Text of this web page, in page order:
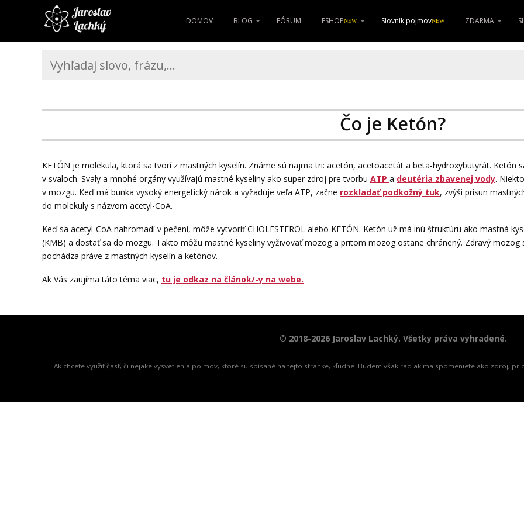
DOMOV BLOG FÓRUM ESHOPNEW Slovník pojmovNEW ZDARMA
Čo je Ketón?
KETÓN je molekula, ktorá sa tvorí z mastných kyselín. Známe sú najmä tri: acetón, acetoacetát a beta-hydroxybutyrát. Ketón
v svaloch. Svaly a mnohé orgány využívajú mastné kyseliny ako super zdroj pre tvorbu ATP a deutéria zbavenej vody.
v mozgu. Keď má bunka vysoký energetický nárok a vyžaduje veľa ATP, začne rozkladať podkožný tuk, zvýši prísun
do molekuly s názvom acetyl-CoA.
Keď sa acetyl-CoA nahromadí v pečeni, môže vytvoriť CHOLESTEROL alebo KETÓN. Ketón už má inú štruktúru ako mastná
(KMB) a dostať sa do mozgu. Takto môžu mastné kyseliny vyživovať mozog a pritom mozog ostane chránený. Zdravý mozog
pochádza práve z mastných kyselín a ketónov.
Ak Vás zaujíma táto téma viac, tu je odkaz na článok/-y na webe.
© 2018-2026 Jaroslav Lachký. Všetky práva vyhradené.
Ak chcete využiť časť, či nejaké vysvetlenia pojmov, ktoré sú spísané na tejto stránke, kľudne. Budem však rád ak ma spomeniete ako zdroj,